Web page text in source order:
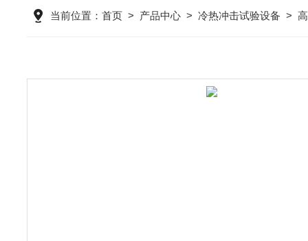
当前位置： 首页 > 产品中心 > 冷热冲击试验设备 >